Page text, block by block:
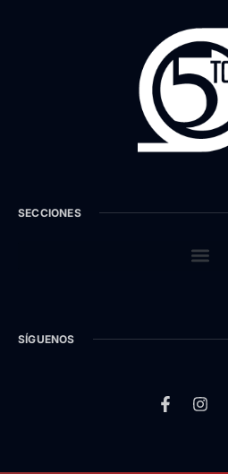
SECCIONES
SÍGUENOS